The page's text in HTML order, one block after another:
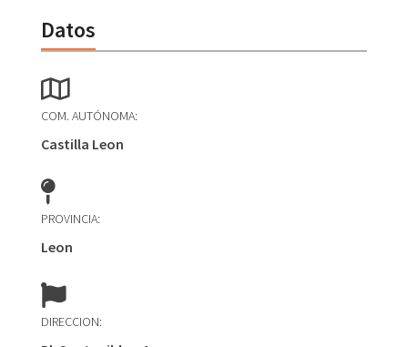
Datos
COM. AUTÓNOMA:
Castilla Leon
PROVINCIA:
Leon
DIRECCION: